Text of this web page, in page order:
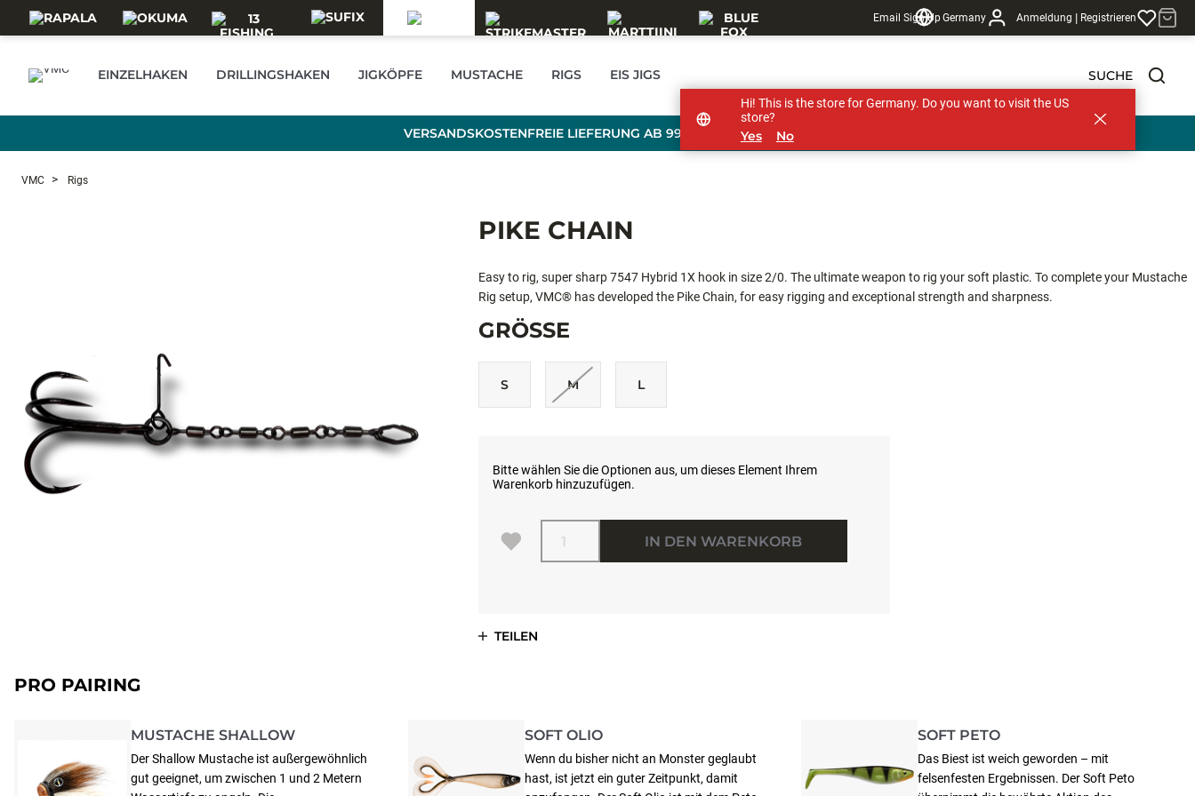
Email Sign UpGermany Anmeldung | Registrieren
EINZELHAKEN DRILLINGSHAKEN JIGKÖPFE MUSTACHE RIGS EIS JIGS SUCHE
VERSANDSKOSTENFREIE LIEFERUNG AB 99 € BESTELLWERT
VMC Rigs
PIKE CHAIN
Easy to rig, super sharp 7547 Hybrid 1X hook in size 2/0. The ultimate weapon to rig your soft plastic. To complete your Mustache
Rig setup, VMC® has developed the Pike Chain, for easy rigging and exceptional strength and sharpness.
GRÖSSE
S M L
Bitte wählen Sie die Optionen aus, um dieses Element Ihrem
Warenkorb hinzuzufügen.
Menge
IN DEN WARENKORB
TEILEN
PRO PAIRING
MUSTACHE SHALLOW
Der Shallow Mustache ist außergewöhnlich
gut geeignet, um zwischen 1 und 2 Metern
SOFT OLIO
Wenn du bisher nicht an Monster geglaubt
hast, ist jetzt ein guter Zeitpunkt, damit
SOFT PETO
Das Biest ist weich geworden – mit
felsenfesten Ergebnissen. Der Soft Peto
Hi! This is the store for Germany. Do you want to visit the US
store?
Yes No